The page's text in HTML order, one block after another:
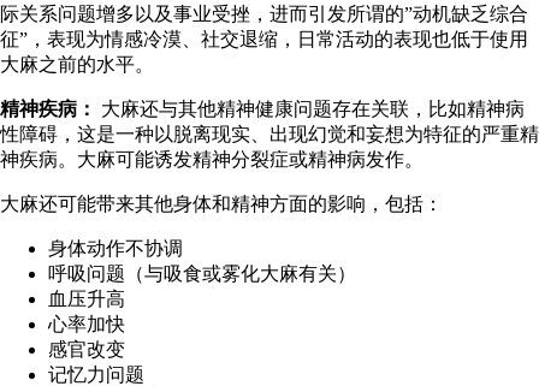
际关系问题增多以及事业受挫，进而引发所谓的”动机缺乏综合
征”，表现为情感冷漠、社交退缩，日常活动的表现也低于使用
大麻之前的水平。
精神疾病：
大麻还与其他精神健康问题存在关联，比如精神病
性障碍，这是一种以脱离现实、出现幻觉和妄想为特征的严重精
神疾病。大麻可能诱发精神分裂症或精神病发作。
大麻还可能带来其他身体和精神方面的影响，包括：
身体动作不协调
呼吸问题（与吸食或雾化大麻有关）
血压升高
心率加快
感官改变
记忆力问题